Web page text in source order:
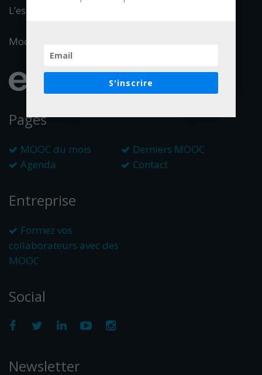
L’essentiel de l’offre francophone est référencée.
Mooc Francophone fait partie du réseau :
Pages
MOOC du mois
Derniers MOOC
Agenda
Contact
Entreprise
Formez vos
collaborateurs avec des
MOOC
Social
Newsletter
S'inscrire